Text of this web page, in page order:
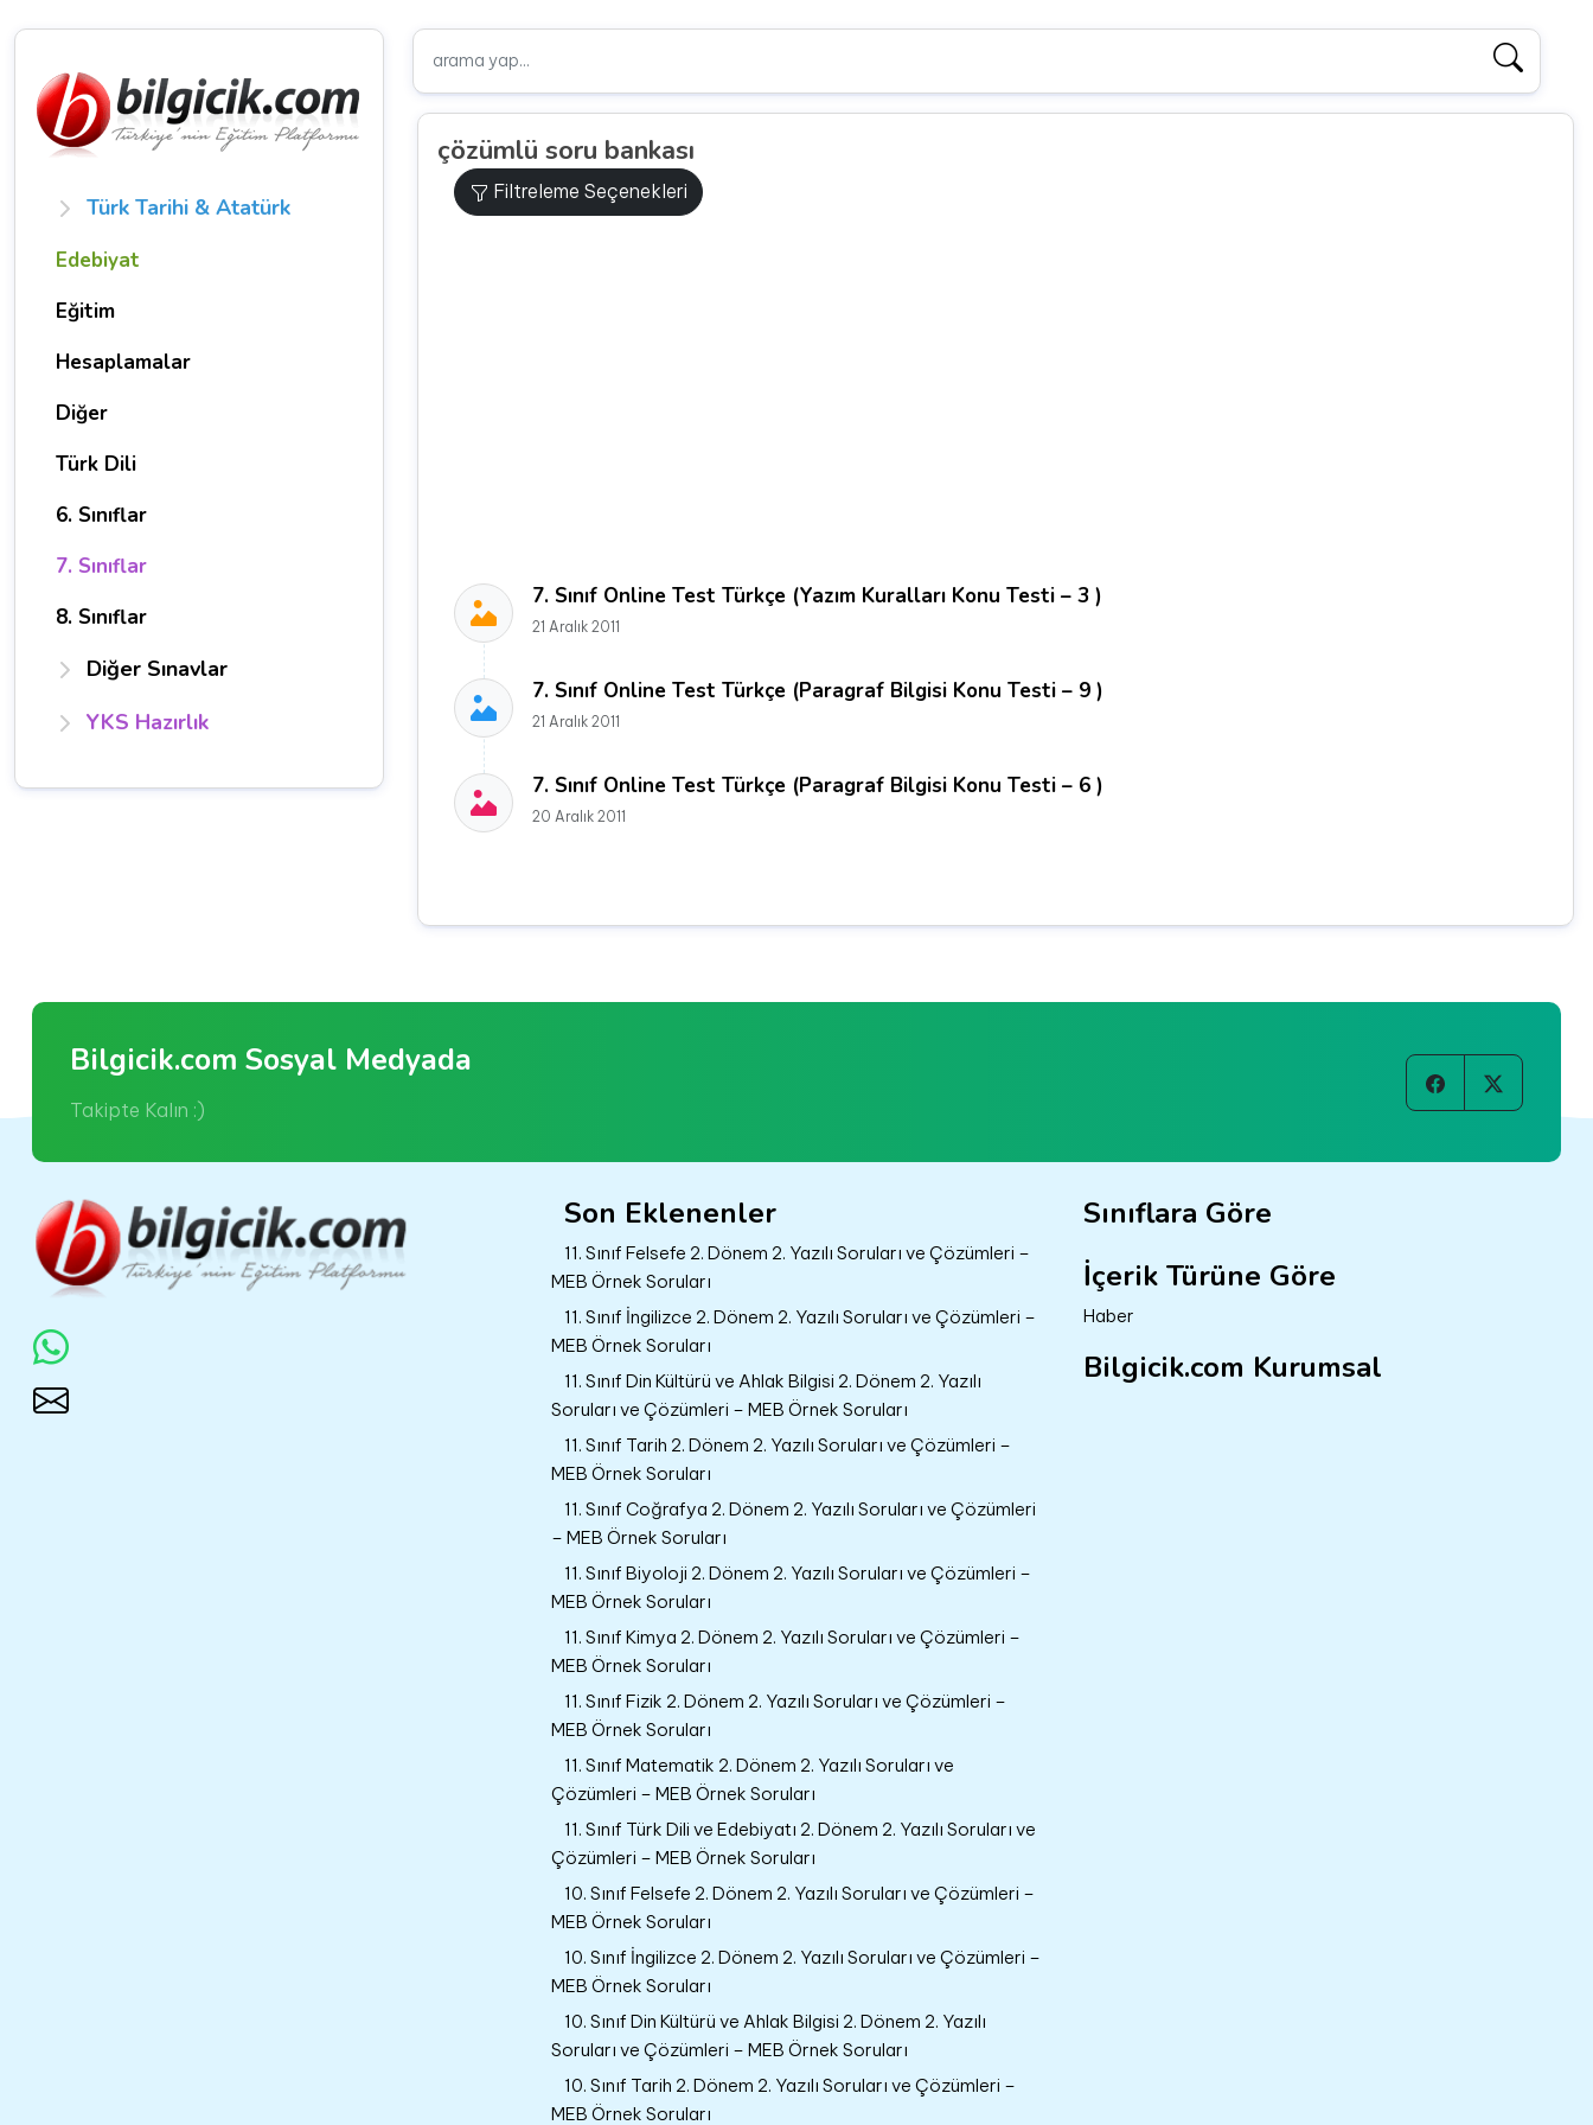
Türk Tarihi & Atatürk
Edebiyat
Eğitim
Hesaplamalar
Diğer
Türk Dili
6. Sınıflar
7. Sınıflar
8. Sınıflar
Diğer Sınavlar
YKS Hazırlık
çözümlü soru bankası
Filtreleme Seçenekleri
7. Sınıf Online Test Türkçe (Yazım Kuralları Konu Testi – 3 )
21 Aralık 2011
7. Sınıf Online Test Türkçe (Paragraf Bilgisi Konu Testi – 9 )
21 Aralık 2011
7. Sınıf Online Test Türkçe (Paragraf Bilgisi Konu Testi – 6 )
20 Aralık 2011
Bilgicik.com Sosyal Medyada
Takipte Kalın :)
Son Eklenenler
11. Sınıf Felsefe 2. Dönem 2. Yazılı Soruları ve Çözümleri –
MEB Örnek Soruları
11. Sınıf İngilizce 2. Dönem 2. Yazılı Soruları ve Çözümleri –
MEB Örnek Soruları
11. Sınıf Din Kültürü ve Ahlak Bilgisi 2. Dönem 2. Yazılı
Soruları ve Çözümleri – MEB Örnek Soruları
11. Sınıf Tarih 2. Dönem 2. Yazılı Soruları ve Çözümleri –
MEB Örnek Soruları
11. Sınıf Coğrafya 2. Dönem 2. Yazılı Soruları ve Çözümleri
– MEB Örnek Soruları
11. Sınıf Biyoloji 2. Dönem 2. Yazılı Soruları ve Çözümleri –
MEB Örnek Soruları
11. Sınıf Kimya 2. Dönem 2. Yazılı Soruları ve Çözümleri –
MEB Örnek Soruları
11. Sınıf Fizik 2. Dönem 2. Yazılı Soruları ve Çözümleri –
MEB Örnek Soruları
11. Sınıf Matematik 2. Dönem 2. Yazılı Soruları ve
Çözümleri – MEB Örnek Soruları
11. Sınıf Türk Dili ve Edebiyatı 2. Dönem 2. Yazılı Soruları ve
Çözümleri – MEB Örnek Soruları
10. Sınıf Felsefe 2. Dönem 2. Yazılı Soruları ve Çözümleri –
MEB Örnek Soruları
10. Sınıf İngilizce 2. Dönem 2. Yazılı Soruları ve Çözümleri –
MEB Örnek Soruları
10. Sınıf Din Kültürü ve Ahlak Bilgisi 2. Dönem 2. Yazılı
Soruları ve Çözümleri – MEB Örnek Soruları
10. Sınıf Tarih 2. Dönem 2. Yazılı Soruları ve Çözümleri –
MEB Örnek Soruları
Sınıflara Göre
İçerik Türüne Göre
Haber
Bilgicik.com Kurumsal